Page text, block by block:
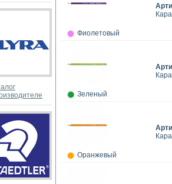
Фиолетовый
Зеленый
Оранжевый